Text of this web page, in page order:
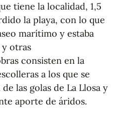
tiene la localidad, 1,5
la playa, con lo que
marítimo y estaba
y otras
consisten en la
a los que se
las golas de La Llosa y
aporte de áridos.